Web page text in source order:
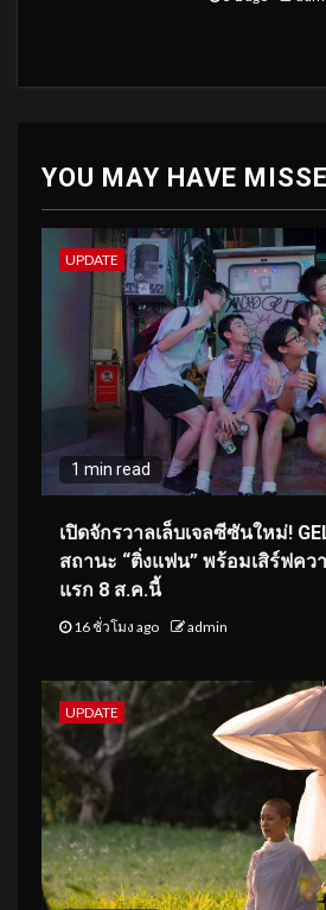
YOU MAY HAVE
UPDATE
1 min read
เปิดจักรวาลเล็บเจลซีซันใหม่!
สถานะ “ติ่งแฟน” พร้อมเสิร์ฟค
แรก 8 ส.ค.นี้
16 ชั่วโมง ago admin
UPDATE